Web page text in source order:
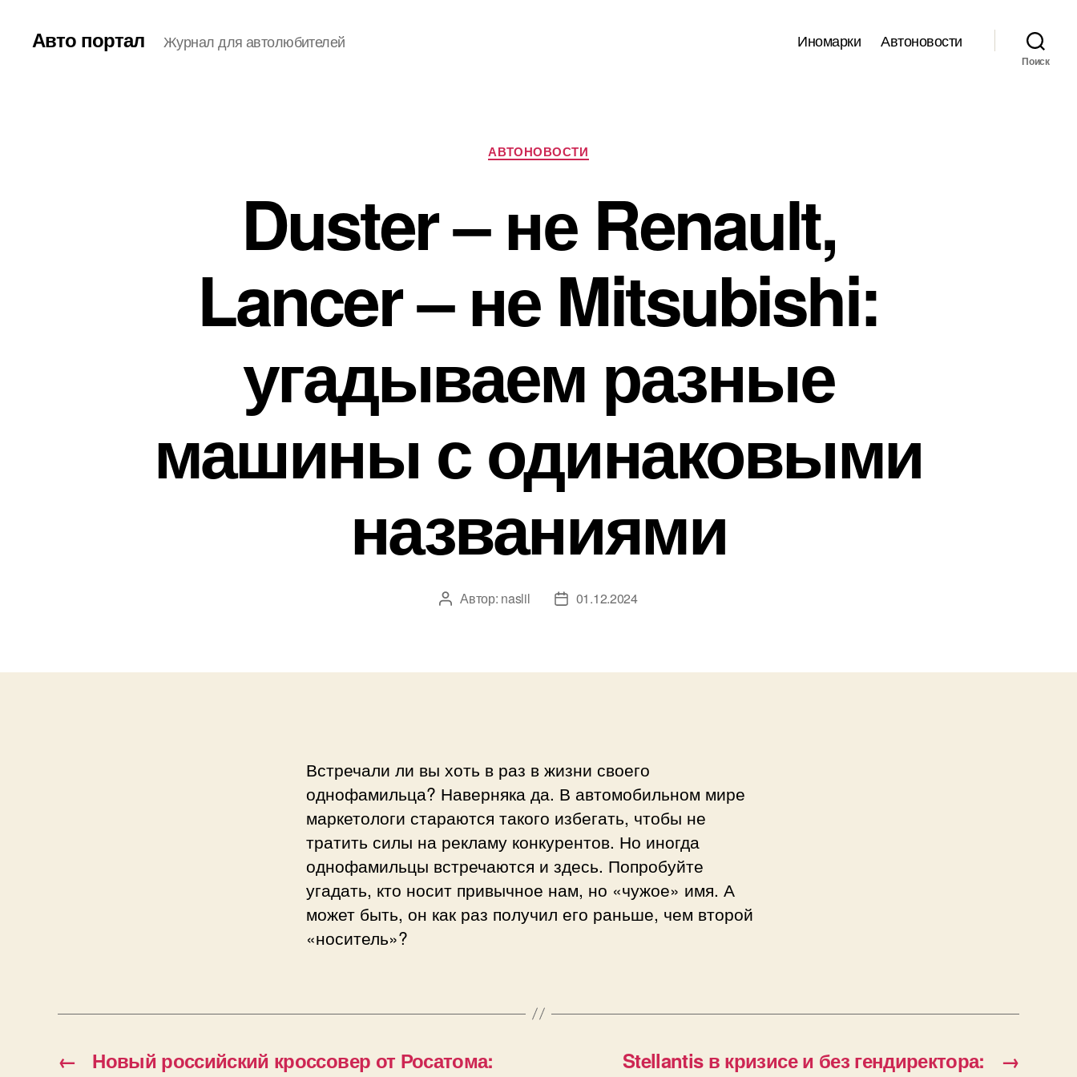
Авто портал Журнал для автолюбителей Иномарки Автоновости
Поиск
Рубрики
АВТОНОВОСТИ
Duster – не Renault,
Lancer – не Mitsubishi:
угадываем разные
машины с одинаковыми
названиями
Автор
Автор: naslil
Дата01.12.2024
Встречали ли вы хоть в раз в жизни своего
однофамильца? Наверняка да. В автомобильном мире
маркетологи стараются такого избегать, чтобы не
тратить силы на рекламу конкурентов. Но иногда
однофамильцы встречаются и здесь. Попробуйте
угадать, кто носит привычное нам, но «чужое» имя. А
может быть, он как раз получил его раньше, чем второй
«носитель»?
←
Новый российский кроссовер от Росатома:
→
Stellantis в кризисе и без гендиректора: